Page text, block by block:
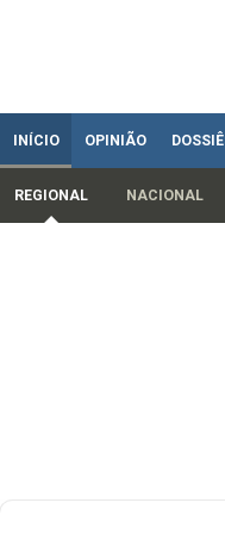
INÍCIO OPINIÃO
REGIONAL NACIONAL